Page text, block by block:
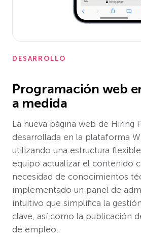
DESARROLLO
Programación web
a medida
La nueva página web de Hiring
desarrollada en la plataforma
utilizando una estructura
equipo actualizar el contenido
necesidad de conocimientos
implementado un panel de
intuitivo que simplifica la
clave, así como la publicación
de empleo.